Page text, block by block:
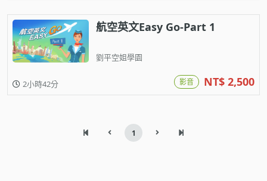
航空英文Easy Go-Part 1
劉平空姐學園
2小時42分 影音 NT$ 2,500
1